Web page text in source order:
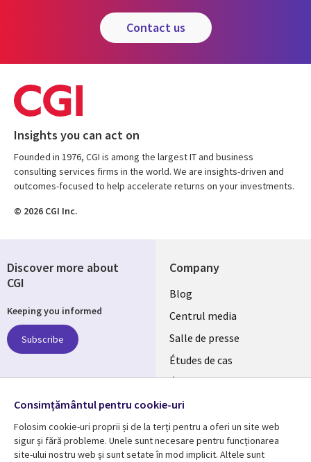
contact us
Insights you can act on
Founded in 1976, CGI is among the largest IT and business
consulting services firms in the world. We are insights-driven and
outcomes-focused to help accelerate returns on your investments.
© 2026 CGI Inc.
Company
Useful
links
ROMANIA
RO
Blog
Centrul media
Salle de presse
Études de cas
Événements
Discover more about
CGI
Keeping you informed
Subscribe
Consimțământul pentru cookie-uri
Folosim cookie-uri proprii și de la terți pentru a oferi un site web
sigur și fără probleme. Unele sunt necesare pentru funcționarea
site-ului nostru web și sunt setate în mod implicit. Altele sunt